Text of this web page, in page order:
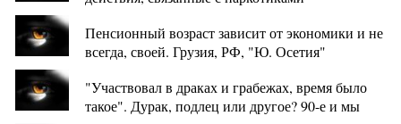
Пенсионный возраст зависит от экономики и не
всегда, своей. Грузия, РФ, "Ю. Осетия"
"Участвовал в драках и грабежах, время было
такое". Дурак, подлец или другое? 90-е и мы